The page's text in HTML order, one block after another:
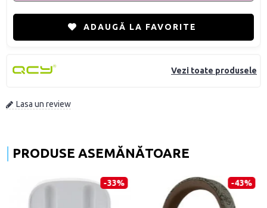
Vezi toate produsele
Lasa un review
ADAUGĂ LA FAVORITE
PRODUSE ASEMĂNĂTOARE
-33% -43%